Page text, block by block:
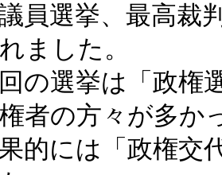
員選挙、最高裁
ました。
の選挙は「政権
者の方々が多か
的には「政権交